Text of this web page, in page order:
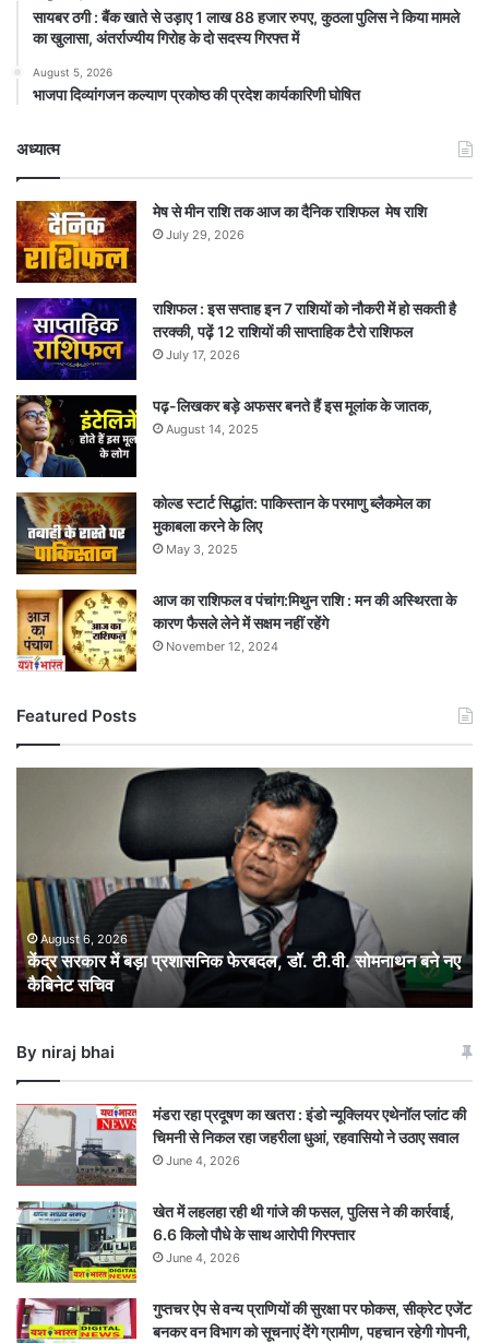
सायबर ठगी : बैंक खाते से उड़ाए 1 लाख 88 हजार रुपए, कुठला पुलिस ने किया मामले
का खुलासा, अंतर्राज्यीय गिरोह के दो सदस्य गिरफ्त में
August 5, 2026
भाजपा दिव्यांगजन कल्याण प्रकोष्ठ की प्रदेश कार्यकारिणी घोषित
अध्यात्म
मेष से मीन राशि तक आज का दैनिक राशिफल मेष राशि
July 29, 2026
राशिफल : इस सप्ताह इन 7 राशियों को नौकरी में हो सकती है
तरक्की, पढ़ें 12 राशियों की साप्ताहिक टैरो राशिफल
July 17, 2026
पढ़-लिखकर बड़े अफसर बनते हैं इस मूलांक के जातक,
August 14, 2025
कोल्ड स्टार्ट सिद्धांत: पाकिस्तान के परमाणु ब्लैकमेल का
मुकाबला करने के लिए
May 3, 2025
आज का राशिफल व पंचांग:मिथुन राशि : मन की अस्थिरता के
कारण फैसले लेने में सक्षम नहीं रहेंगे
November 12, 2024
Featured Posts
फेरबदल,
डॉ.
टी.वी.
सोमनाथन
बने
नए
सचिव
August 6, 2026
केंद्र सरकार में बड़ा प्रशासनिक फेरबदल, डॉ. टी.वी. सोमनाथन बने नए
कैबिनेट सचिव
By niraj bhai
मंडरा रहा प्रदूषण का खतरा : इंडो न्यूक्लियर एथेनॉल प्लांट की
चिमनी से निकल रहा जहरीला धुआं, रहवासियो ने उठाए सवाल
June 4, 2026
खेत में लहलहा रही थी गांजे की फसल, पुलिस ने की कार्रवाई,
6.6 किलो पौधे के साथ आरोपी गिरफ्तार
June 4, 2026
गुप्तचर ऐप से वन्य प्राणियों की सुरक्षा पर फोकस, सीक्रेट एजेंट
बनकर वन विभाग को सूचनाएं देेंगे ग्रामीण, पहचान रहेगी गोपनी,